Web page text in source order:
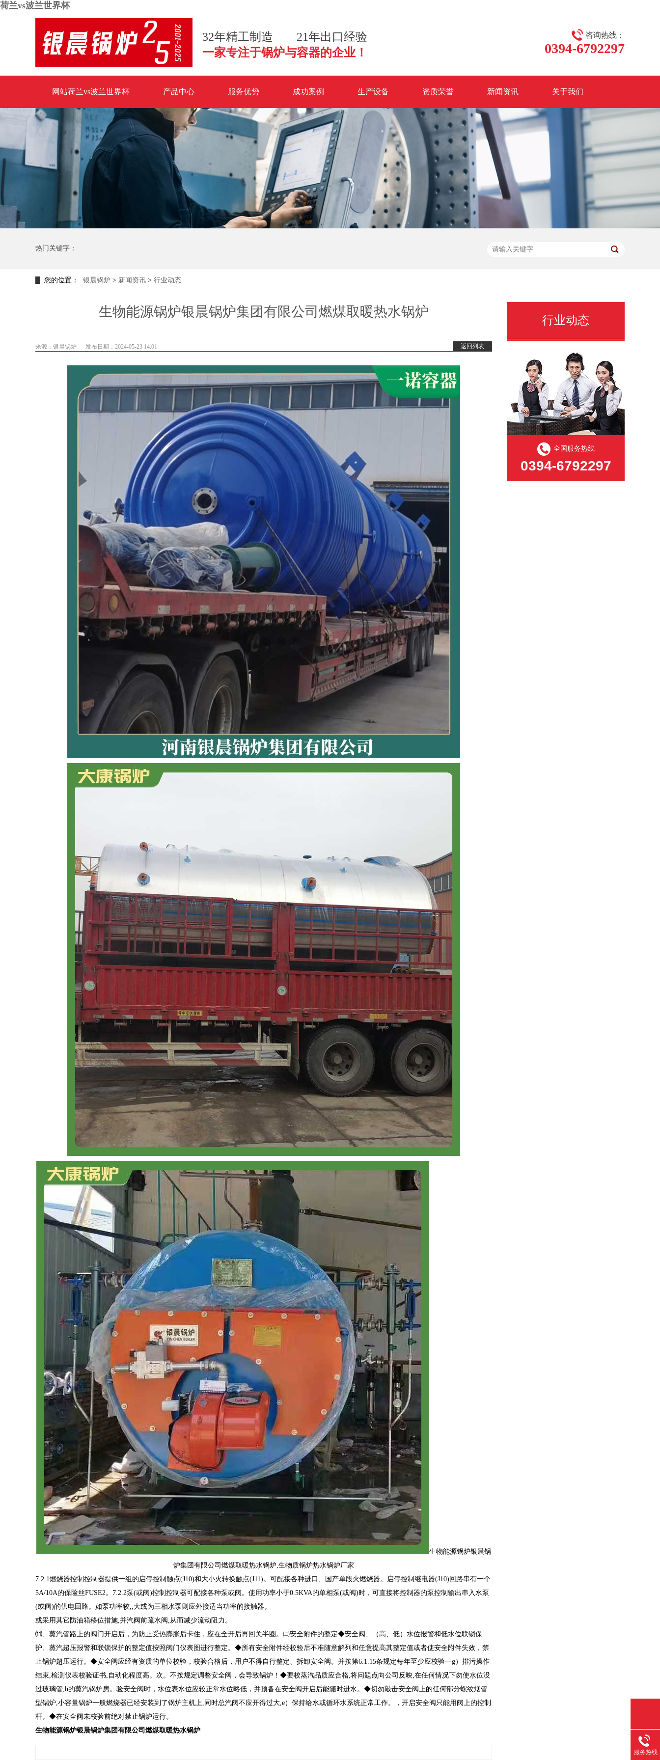
荷兰vs波兰世界杯
咨询热线：
0394-6792297
32年精工制造 21年出口经验
一家专注于锅炉与容器的企业！
网站荷兰vs波兰世界杯 产品中心 服务优势 成功案例 生产设备 资质荣誉 新闻资讯 关于我们
荷兰vs波兰世界杯
热门关键字：
您的位置： 银晨锅炉 > 新闻资讯 > 行业动态
生物能源锅炉银晨锅炉集团有限公司燃煤取暖热水锅炉
返回列表
来源：银晨锅炉 发布日期：2024-05-23 14:01
生物能源锅炉银晨锅
炉集团有限公司燃煤取暖热水锅炉,生物质锅炉热水锅炉厂家
7.2.1燃烧器控制控制器提供一组的启停控制触点(J10)和大小火转换触点(J11)。可配接各种进口、国产单段火燃烧器。启停控制继电器(J10)回路串有一个
5A/10A的保险丝FUSE2。7.2.2泵(或阀)控制控制器可配接各种泵或阀。使用功率小于0.5KVA的单相泵(或阀)时，可直接将控制器的泵控制输出串入水泵
(或阀)的供电回路。如泵功率较,,大或为三相水泵则应外接适当功率的接触器。
或采用其它防油箱移位措施,并汽阀前疏水阀,从而减少流动阻力。
⑾、蒸汽管路上的阀门开启后，为防止受热膨胀后卡住，应在全开后再回关半圈。㈡安全附件的整定◆安全阀、（高、低）水位报警和低水位联锁保
护、蒸汽超压报警和联锁保护的整定值按照阀门仪表图进行整定。◆所有安全附件经校验后不准随意解列和任意提高其整定值或者使安全附件失效，禁
止锅炉超压运行。◆安全阀应经有资质的单位校验，校验合格后，用户不得自行整定、拆卸安全阀。并按第6.1.15条规定每年至少应校验一g）排污操作
结束,检测仪表校验证书,自动化程度高。次。不按规定调整安全阀，会导致锅炉！◆要校蒸汽品质应合格,将问题点向公司反映,在任何情况下勿使水位没
过玻璃管,h的蒸汽锅炉房。验安全阀时，水位表水位应较正常水位略低，并预备在安全阀开启后能随时进水。◆切勿敲击安全阀上的任何部分螺纹烟管
型锅炉,小容量锅炉一般燃烧器已经安装到了锅炉主机上,同时总汽阀不应开得过大,e）保持给水或循环水系统正常工作。，开启安全阀只能用阀上的控制
杆。◆在安全阀未校验前绝对禁止锅炉运行。
生物能源锅炉银晨锅炉集团有限公司燃煤取暖热水锅炉
行业动态
全国服务热线
0394-6792297
服务热线